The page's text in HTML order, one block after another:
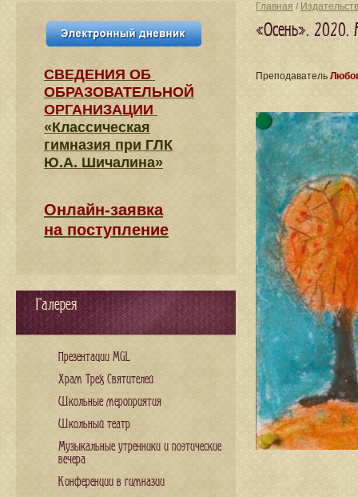
Главная /
«Осень». 2020.
Преподаватель
СВЕДЕНИЯ​ ОБ
ОБРАЗОВАТЕЛЬНОЙ
ОРГАНИЗАЦИИ
«Классическая
гимназия при ГЛК
Ю.А. Шичалина»
Онлайн-заявка
на поступление
Галерея
Презентации MGL
Храм Трех Святителей
Школьные мероприятия
Школьный театр
Музыкальные утренники и поэтические
вечера
Конференции в гимназии